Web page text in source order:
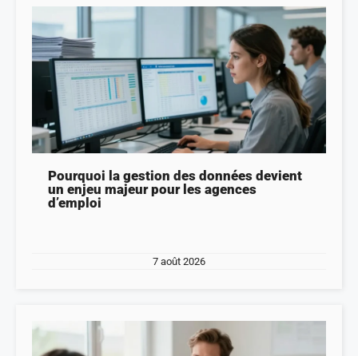
Pourquoi la gestion des données devient
un enjeu majeur pour les agences
d’emploi
7 août 2026